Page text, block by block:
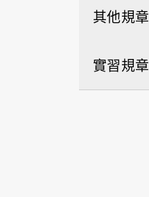
其他規章
實習規章